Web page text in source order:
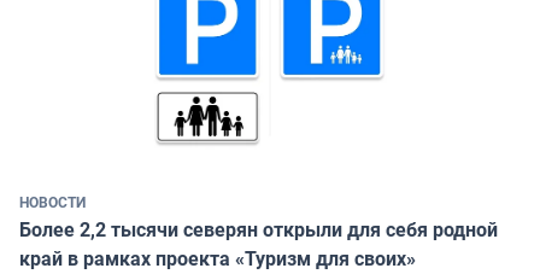
НОВОСТИ
Более 2,2 тысячи северян открыли для себя родной
край в рамках проекта «Туризм для своих»